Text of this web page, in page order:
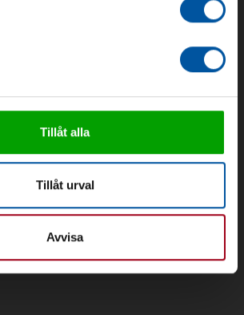
Tillåt alla
Tillåt urval
Avvisa